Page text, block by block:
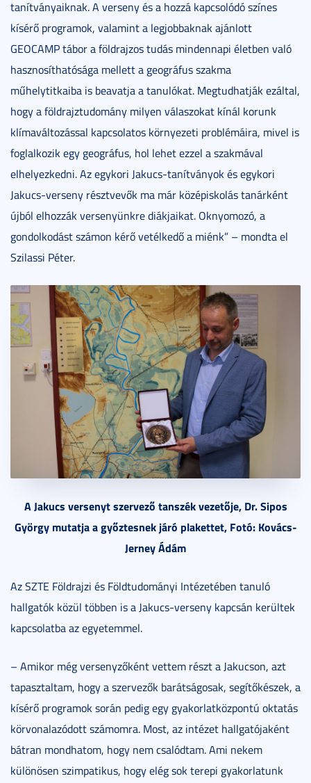
tanítványaiknak. A verseny és a hozzá kapcsolódó színes
kísérő programok, valamint a legjobbaknak ajánlott
GEOCAMP tábor a földrajzos tudás mindennapi életben való
hasznosíthatósága mellett a geográfus szakma
műhelytitkaiba is beavatja a tanulókat. Megtudhatják ezáltal,
hogy a földrajztudomány milyen válaszokat kínál korunk
klímaváltozással kapcsolatos környezeti problémáira, mivel is
foglalkozik egy geográfus, hol lehet ezzel a szakmával
elhelyezkedni. Az egykori Jakucs-tanítványok és egykori
Jakucs-verseny résztvevők ma már középiskolás tanárként
újból elhozzák versenyünkre diákjaikat. Oknyomozó, a
gondolkodást számon kérő vetélkedő a miénk” – mondta el
Szilassi Péter.
A Jakucs versenyt szervező tanszék vezetője, Dr. Sipos
György mutatja a győztesnek járó plakettet, Fotó: Kovács-
Jerney Ádám
Az SZTE Földrajzi és Földtudományi Intézetében tanuló
hallgatók közül többen is a Jakucs-verseny kapcsán kerültek
kapcsolatba az egyetemmel.
– Amikor még versenyzőként vettem részt a Jakucson, azt
tapasztaltam, hogy a szervezők barátságosak, segítőkészek, a
kísérő programok során pedig egy gyakorlatközpontú oktatás
körvonalazódott számomra. Most, az intézet hallgatójaként
bátran mondhatom, hogy nem csalódtam. Ami nekem
különösen szimpatikus, hogy elég sok terepi gyakorlatunk